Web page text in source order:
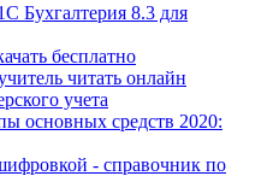
Бухгалтерия 8.3 для
бесплатно
читать онлайн
учета
основных средств 2020:
- справочник по